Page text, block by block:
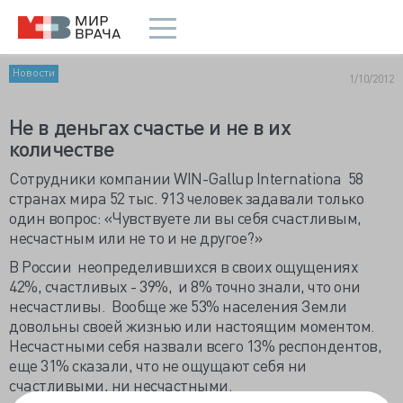
Новости 1/10/2012
Не в деньгах счастье и не в их
количестве
Сотрудники компании WIN-Gallup Internationa 58
странах мира 52 тыс. 913 человек задавали только
один вопрос: «Чувствуете ли вы себя счастливым,
несчастным или не то и не другое?»
В России неопределившихся в своих ощущениях
42%, счастливых - 39%, и 8% точно знали, что они
несчастливы. Вообще же 53% населения Земли
довольны своей жизнью или настоящим моментом.
Несчастными себя назвали всего 13% респондентов,
еще 31% сказали, что не ощущают себя ни
счастливыми, ни несчастными.